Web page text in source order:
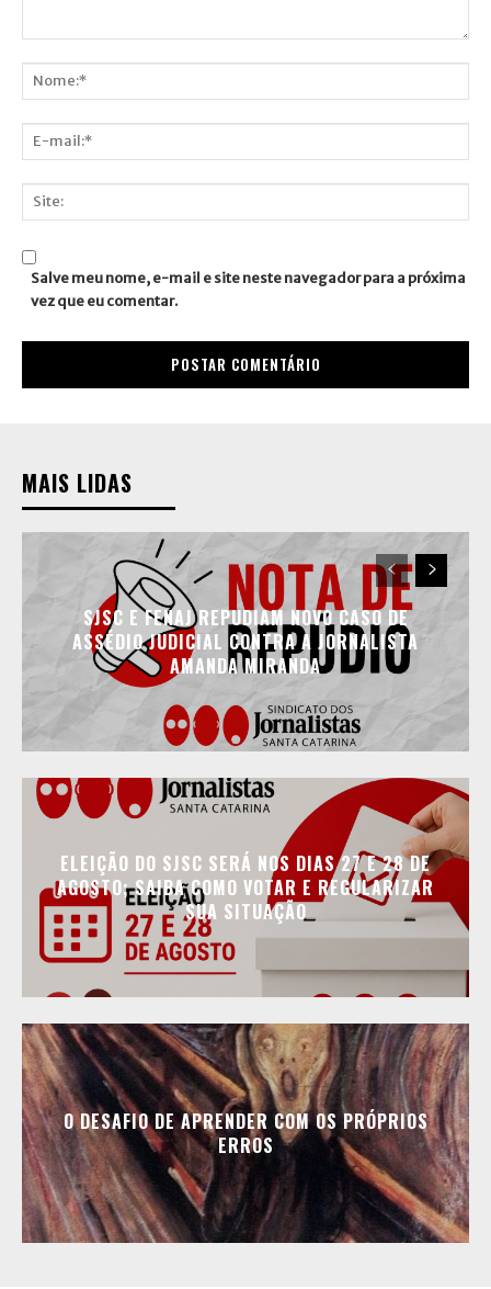
mail:*
Salve meu nome, e-mail e site neste navegador para a próxima
vez que eu comentar.
MAIS LIDAS
SJSC E FENAJ REPUDIAM NOVO CASO DE
ASSÉDIO JUDICIAL CONTRA A JORNALISTA
AMANDA MIRANDA
ELEIÇÃO DO SJSC SERÁ NOS DIAS 27 E 28 DE
AGOSTO; SAIBA COMO VOTAR E REGULARIZAR
SUA SITUAÇÃO
O DESAFIO DE APRENDER COM OS PRÓPRIOS
ERROS